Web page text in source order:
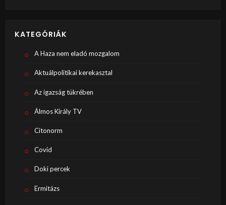
KATEGÓRIÁK
A Haza nem eladó mozgalom
Aktuálpolitikai kerekasztal
Az igazság tükrében
Álmos Király TV
Citonorm
Covid
Doki percek
Ermitázs